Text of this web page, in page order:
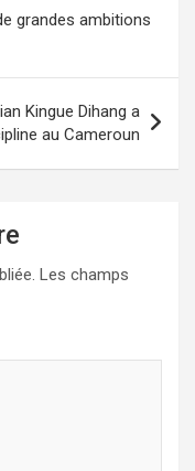
grandes ambitions
Kingue Dihang a
au Cameroun
Les champs